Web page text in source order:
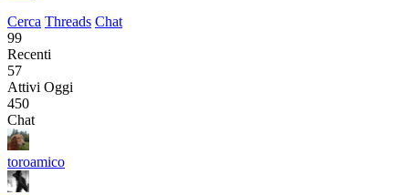
Cerca Threads Chat
99
Recenti
57
Attivi Oggi
450
Chat
toroamico